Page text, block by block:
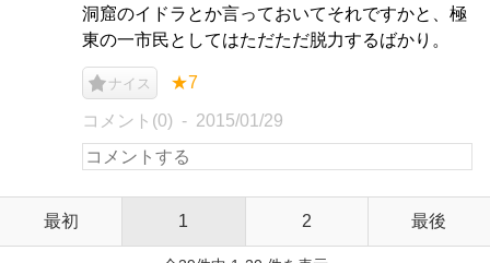
洞窟のイドラとか言っておいてそれですかと、極
東の一市民としてはただただ脱力するばかり。
ナイス ★7
コメント(0) 2015/01/29
最初 1 2 最後